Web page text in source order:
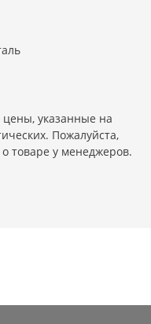
указанные на
Пожалуйста,
товаре у менеджеров.